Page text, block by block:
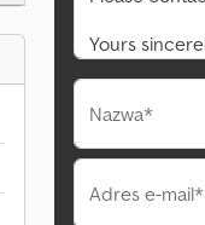
Nazwa*
Adres e-mail*